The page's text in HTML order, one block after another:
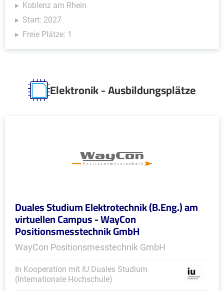
Koblenz am Rhein
Start: 2027
Freie Plätze: 1
Elektronik - Ausbildungsplätze
Duales Studium Elektrotechnik (B.Eng.) am
virtuellen Campus - WayCon
Positionsmesstechnik GmbH
WayCon Positionsmesstechnik GmbH
In Kooperation mit IU Duales Studium
(Internationale Hochschule)